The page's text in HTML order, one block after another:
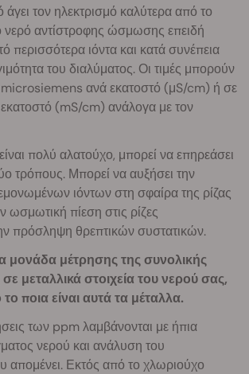
τον ηλεκτρισμό καλύτερα από το
νερό αντίστροφης ώσμωσης επειδή
περισσότερα ιόντα και κατά συνέπεια
του διαλύματος. Οι τιμές μπορούν
ανά εκατοστό (μS/cm) ή σε
(mS/cm) ανάλογα με τον
πολύ αλατούχο, μπορεί να επηρεάσει
τρόπους. Μπορεί να αυξήσει την
ιόντων στη σφαίρα της ρίζας
ωσμωτική πίεση στις ρίζες
πρόσληψη θρεπτικών συστατικών.
μονάδα μέτρησης της συνολικής
σε μεταλλικά στοιχεία του νερού σας,
ποια είναι αυτά τα μέταλλα.
των ppm λαμβάνονται με ήπια
νερού και ανάλυση του
απομένει. Εκτός από το χλωριούχο